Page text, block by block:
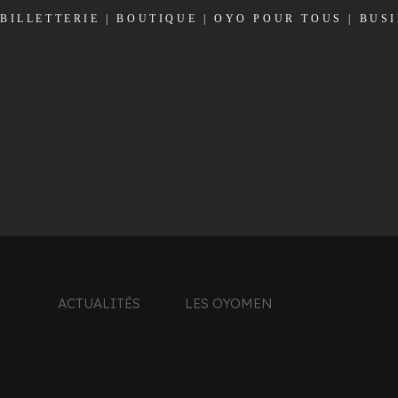
BILLETTERIE |BOUTIQUE |OYO POUR TOUS
ACTUALITÉS LES OYOMEN